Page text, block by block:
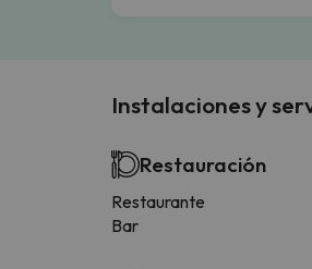
Instalaciones y
Restauración
Restaurante
Bar